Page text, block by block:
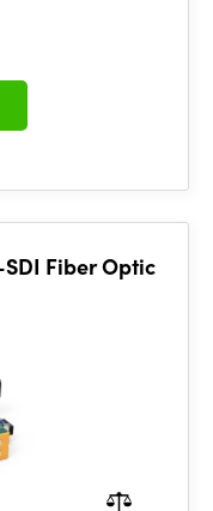
SDI Fiber Optic